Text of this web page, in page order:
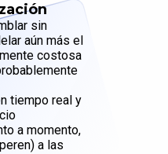
sin
aún más el
costosa
tiempo real y
a momento,
a las